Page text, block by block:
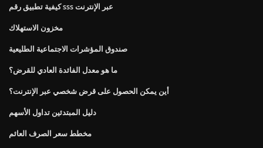
كيفية تطبيق رقم sss عبر الإنترنت
مخزون الاستهلاك
صندوق المؤشرات الاجتماعية الطليعية
ما هو معدل الفائدة العادي للقرض؟
أين يمكن الحصول على قرض شخصي عبر الإنترنت؟
دليل المبتدئين تداول الأسهم
مخطط سعر الصرف العائم